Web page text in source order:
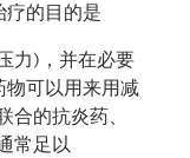
疗的目的是
力) ，并在必要
物可以用来用减
合的抗炎药、
常足以